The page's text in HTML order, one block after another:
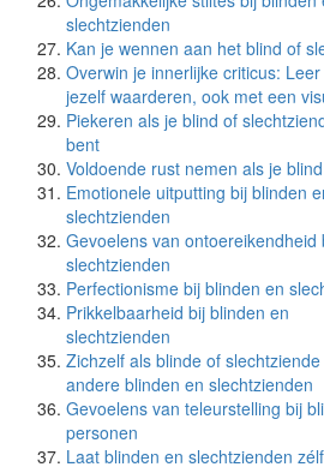
slechtzienden
Kan je wennen aan het blind of
Overwin je innerlijke criticus: Leer
jezelf waarderen, ook met een
Piekeren als je blind of
bent
Voldoende rust nemen als je
Emotionele uitputting bij blinden
slechtzienden
Gevoelens van ontoereikendheid
slechtzienden
Perfectionisme bij blinden en
Prikkelbaarheid bij blinden en
slechtzienden
Zichzelf als blinde of
andere blinden en slechtzienden
Gevoelens van teleurstelling bij
personen
Laat blinden en slechtzienden